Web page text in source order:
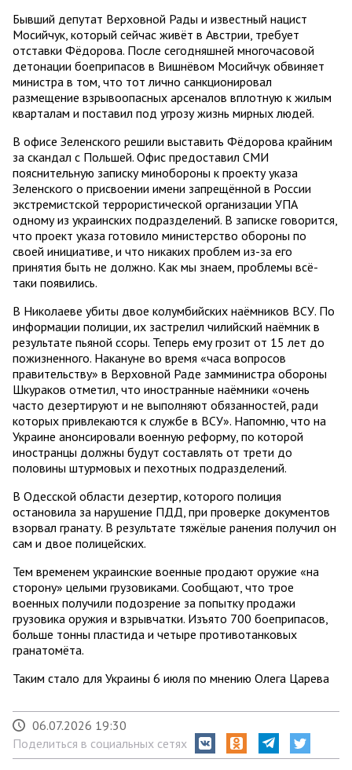
Бывший депутат Верховной Рады и известный нацист
Мосийчук, который сейчас живёт в Австрии, требует
отставки Фёдорова. После сегодняшней многочасовой
детонации боеприпасов в Вишнёвом Мосийчук обвиняет
министра в том, что тот лично санкционировал
размещение взрывоопасных арсеналов вплотную к жилым
кварталам и поставил под угрозу жизнь мирных людей.
В офисе Зеленского решили выставить Фёдорова крайним
за скандал с Польшей. Офис предоставил СМИ
пояснительную записку минобороны к проекту указа
Зеленского о присвоении имени запрещённой в России
экстремистской террористической организации УПА
одному из украинских подразделений. В записке говорится,
что проект указа готовило министерство обороны по
своей инициативе, и что никаких проблем из-за его
принятия быть не должно. Как мы знаем, проблемы всё-
таки появились.
В Николаеве убиты двое колумбийских наёмников ВСУ. По
информации полиции, их застрелил чилийский наёмник в
результате пьяной ссоры. Теперь ему грозит от 15 лет до
пожизненного. Накануне во время «часа вопросов
правительству» в Верховной Раде замминистра обороны
Шкураков отметил, что иностранные наёмники «очень
часто дезертируют и не выполняют обязанностей, ради
которых привлекаются к службе в ВСУ». Напомню, что на
Украине анонсировали военную реформу, по которой
иностранцы должны будут составлять от трети до
половины штурмовых и пехотных подразделений.
В Одесской области дезертир, которого полиция
остановила за нарушение ПДД, при проверке документов
взорвал гранату. В результате тяжёлые ранения получил он
сам и двое полицейских.
Тем временем украинские военные продают оружие «на
сторону» целыми грузовиками. Сообщают, что трое
военных получили подозрение за попытку продажи
грузовика оружия и взрывчатки. Изъято 700 боеприпасов,
больше тонны пластида и четыре противотанковых
гранатомёта.
Таким стало для Украины 6 июля по мнению Олега Царева
06.07.2026 19:30
Поделиться в социальных сетях